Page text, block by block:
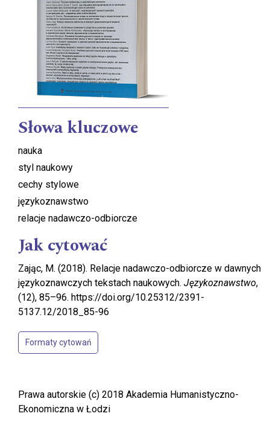
Słowa kluczowe
nauka
styl naukowy
cechy stylowe
językoznawstwo
relacje nadawczo-odbiorcze
Jak cytować
Zając, M. (2018). Relacje nadawczo-odbiorcze w dawnych
językoznawczych tekstach naukowych. Językoznawstwo,
(12), 85–96. https://doi.org/10.25312/2391-
5137.12/2018_85-96
Formaty cytowań
Prawa autorskie (c) 2018 Akademia Humanistyczno-
Ekonomiczna w Łodzi